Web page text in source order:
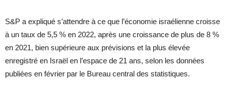
S&P a expliqué s’attendre à ce que l’économie israélienne croisse
à un taux de 5,5 % en 2022, après une croissance de plus de 8 %
en 2021, bien supérieure aux prévisions et la plus élevée
enregistré en Israël en l’espace de 21 ans, selon les données
publiées en février par le Bureau central des statistiques.